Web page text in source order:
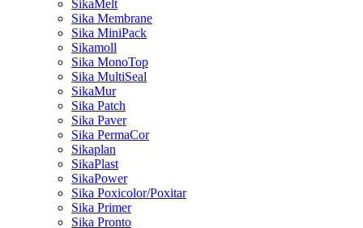
SikaMelt
Sika Membrane
Sika MiniPack
Sikamoll
Sika MonoTop
Sika MultiSeal
SikaMur
Sika Patch
Sika Paver
Sika PermaCor
Sikaplan
SikaPlast
SikaPower
Sika Poxicolor/Poxitar
Sika Primer
Sika Pronto